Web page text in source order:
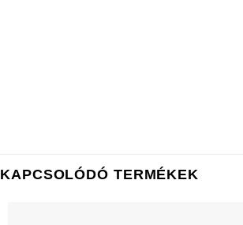
KAPCSOLÓDÓ TERMÉKEK